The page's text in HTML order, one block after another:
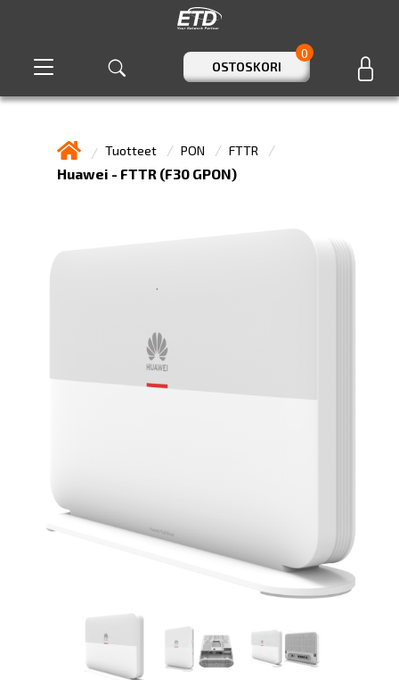
OSTOSKORI
0
Tuotteet PON FTTR
Huawei - FTTR (F30 GPON)